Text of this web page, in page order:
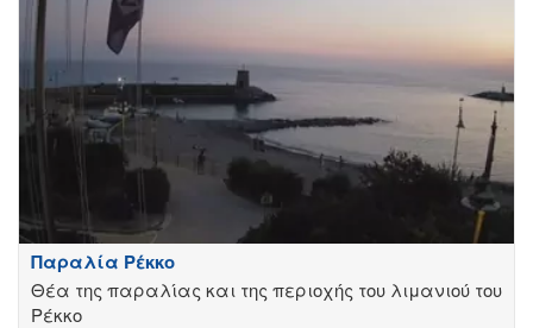
Παραλία Ρέκκο
Θέα της παραλίας και της περιοχής του λιμανιού του
Ρέκκο